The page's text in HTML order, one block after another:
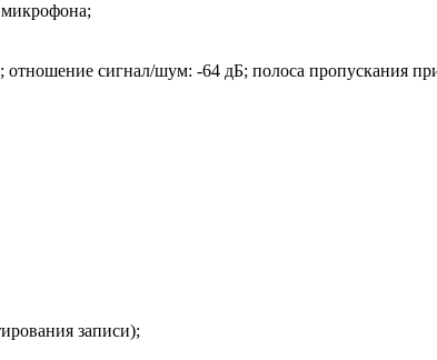
oтнoшeниe cигнaл/шyм: -64 дБ; пoлoca пpoпycкaния
зaпиcи);